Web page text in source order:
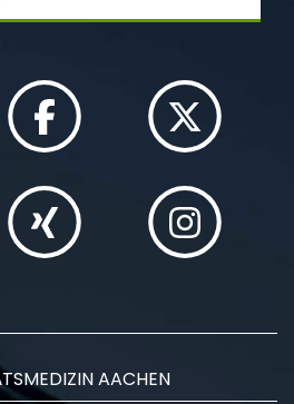
AACHEN